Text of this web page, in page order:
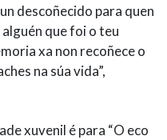
descoñecido para quen
que foi o teu
xa non recoñece o
na súa vida”,
xuvenil é para “O eco